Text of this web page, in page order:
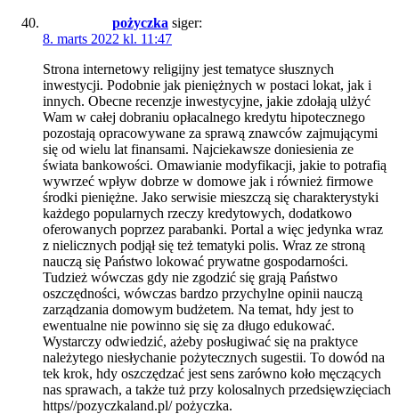
pożyczka siger:
8. marts 2022 kl. 11:47
Strona internetowy religijny jest tematyce słusznych
inwestycji. Podobnie jak pieniężnych w postaci lokat, jak i
innych. Obecne recenzje inwestycyjne, jakie zdołają ulżyć
Wam w całej dobraniu opłacalnego kredytu hipotecznego
pozostają opracowywane za sprawą znawców zajmującymi
się od wielu lat finansami. Najciekawsze doniesienia ze
świata bankowości. Omawianie modyfikacji, jakie to potrafią
wywrzeć wpływ dobrze w domowe jak i również firmowe
środki pieniężne. Jako serwisie mieszczą się charakterystyki
każdego popularnych rzeczy kredytowych, dodatkowo
oferowanych poprzez parabanki. Portal a więc jedynka wraz
z nielicznych podjął się też tematyki polis. Wraz ze stroną
nauczą się Państwo lokować prywatne gospodarności.
Tudzież wówczas gdy nie zgodzić się grają Państwo
oszczędności, wówczas bardzo przychylne opinii nauczą
zarządzania domowym budżetem. Na temat, hdy jest to
ewentualne nie powinno się się za długo edukować.
Wystarczy odwiedzić, ażeby posługiwać się na praktyce
należytego niesłychanie pożytecznych sugestii. To dowód na
tek krok, hdy oszczędzać jest sens zarówno koło męczących
nas sprawach, a także tuż przy kolosalnych przedsięwzięciach
https//pozyczkaland.pl/ pożyczka.